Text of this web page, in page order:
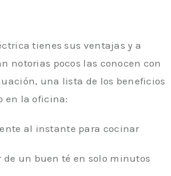
tienes sus ventajas y a
notorias pocos las conocen con
una lista de los beneficios
en la oficina:
al instante para cocinar
de un buen té en solo minutos